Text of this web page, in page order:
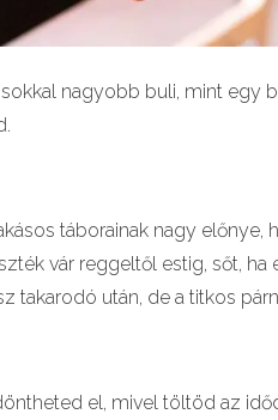
nagyobb buli, mint egy
táborainak nagy előnye,
vár reggeltől estig, sőt,
takarodó után, de a titkos
el, mivel töltöd az